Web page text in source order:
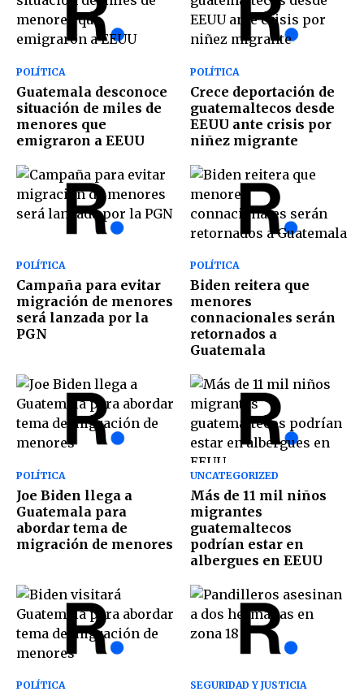
POLÍTICA
Guatemala desconoce
situación de miles de
menores que
emigraron a EEUU
POLÍTICA
Crece deportación de
guatemaltecos desde
EEUU ante crisis por
niñez migrante
POLÍTICA
Campaña para evitar
migración de menores
será lanzada por la
PGN
POLÍTICA
Biden reitera que
menores
connacionales serán
retornados a
Guatemala
POLÍTICA
Joe Biden llega a
Guatemala para
abordar tema de
migración de menores
UNCATEGORIZED
Más de 11 mil niños
migrantes
guatemaltecos
podrían estar en
albergues en EEUU
POLÍTICA SEGURIDAD Y JUSTICIA